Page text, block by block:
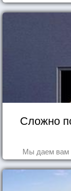
Сложно
Мы даем вам